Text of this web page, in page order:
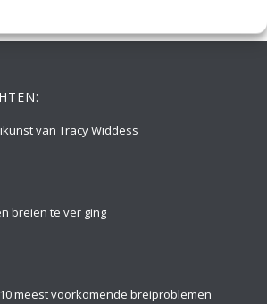
van Tracy Widdess
breien te ver ging
meest voorkomende breiproblemen